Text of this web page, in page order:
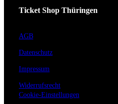
Ticket Shop Thüringen
AGB
Datenschutz
Impressum
Widerrufsrecht
Cookie-Einstellungen